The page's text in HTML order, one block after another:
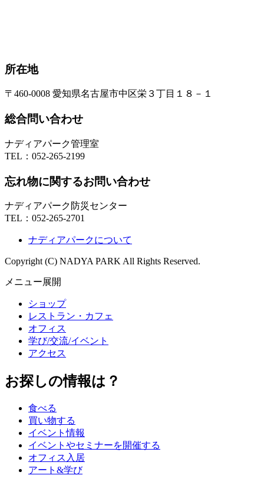
所在地
〒460-0008 愛知県名古屋市中区栄３丁目１８－１
総合問い合わせ
ナディアパーク管理室
TEL： 052-265-2199
忘れ物に関するお問い合わせ
ナディアパーク防災センター
TEL： 052-265-2701
ナディアパークについて
Copyright (C) NADYA PARK All Rights Reserved.
メニュー展開
ショップ
レストラン・カフェ
オフィス
学び/交流/イベント
アクセス
お探しの情報は？
食べる
買い物する
イベント情報
イベントやセミナーを開催する
オフィス入居
アート&学び